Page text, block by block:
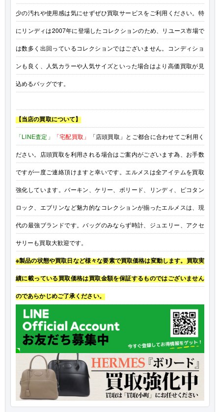
少の汚れや使用感は気にせずぜひ買取サービスをご利用ください。特
にリンディは2007年に登場したコレクションのため、リユース市場で
は数多く出回っているコレクションではございません。コンディショ
ンも良く、人気カラーや人気サイズといった場合はより高価買取が見
込めるバッグです。
【当店の買取について】
「LINE査定」 「宅配買取」 「店頭買取」 とご都合に合わせてご利用く
ださい。店頭買取を利用される場合はご案内がございます為、お手数
ですが一度ご連絡頂けますと幸いです。エルメスは全アイテムを買取
強化しています。バーキン、ケリー、ボリード、リンディ、ピコタン
ロック、エブリンなど魅力的なコレクションが揃ったエルメスは、現
代の最強ブランドです。バッグのみならず時計、ジュエリー、アクセ
サリーも買取大歓迎です。
※製品の状態や買取日など様々な要素で買取価格は変動します。買取実
績に載っている買取価格は買取金額を保証するものではございません
のであらかじめご了承ください。